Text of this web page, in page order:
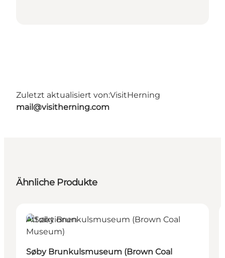
Zuletzt aktualisiert von:VisitHerning
mail@visitherning.com
Ähnliche Produkte
Attraktionen
Søby Brunkulsmuseum (Brown Coal